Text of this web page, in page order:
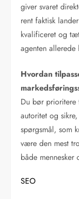
giver svaret
rent faktisk
kvalificeret og
agenten
Hvordan
Du bør prioritere
autoritet og
spørgsmål, som
være den mest
både
SEO